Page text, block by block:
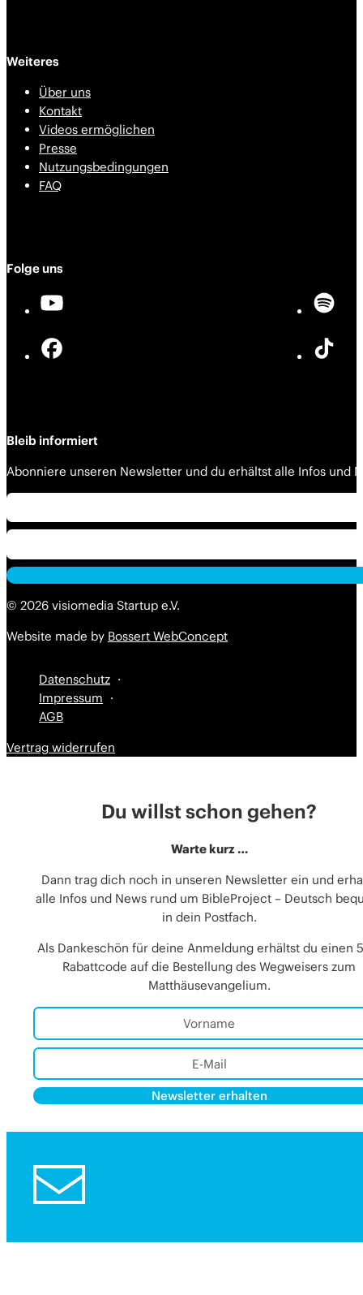
Weiteres
Über uns
Kontakt
Videos ermöglichen
Presse
Nutzungsbedingungen
FAQ
Folge uns
Bleib informiert
Abonniere unseren Newsletter und du erhältst alle Infos und
© 2026 visiomedia Startup e.V.
Website made by Bossert WebConcept
Datenschutz
Impressum
AGB
Vertrag widerrufen
Du willst schon gehen?
Warte kurz …
Dann trag dich noch in unseren Newsletter ein und
alle Infos und News rund um BibleProject – Deutsch
in dein Postfach.
Als Dankeschön für deine Anmeldung erhältst du einen
Rabattcode auf die Bestellung des Wegweisers zum
Matthäusevangelium.
Newsletter erhalten